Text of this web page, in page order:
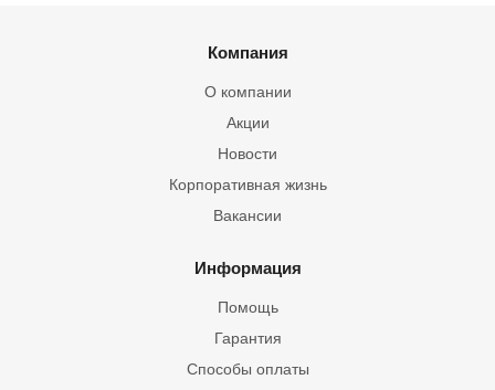
Компания
О компании
Акции
Новости
Корпоративная жизнь
Вакансии
Информация
Помощь
Гарантия
Способы оплаты